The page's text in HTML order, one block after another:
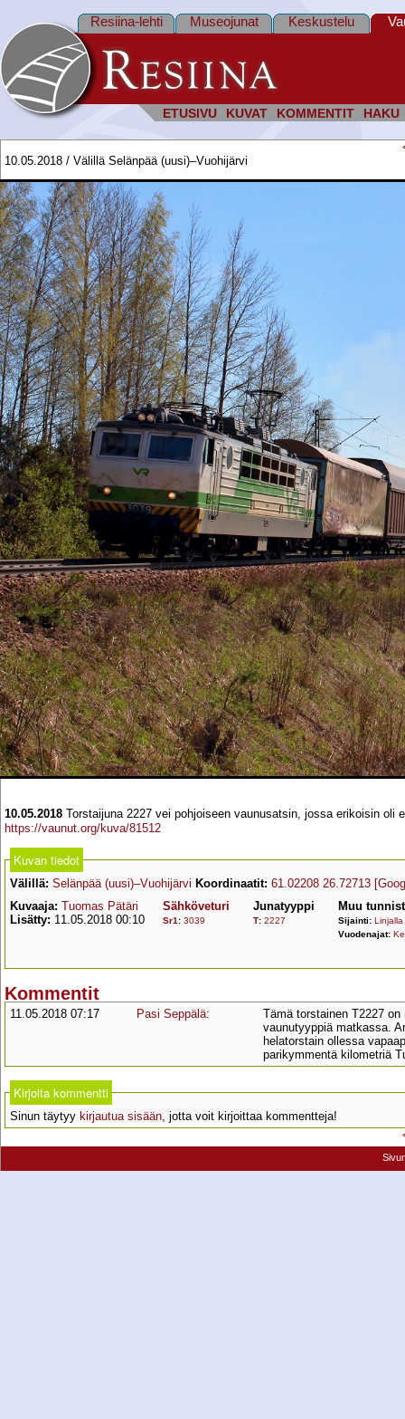
ETUSIVU KUVAT KOMMENTIT HAKU
Resiina-lehti Museojunat Keskustelu
10.05.2018 / Välillä Selänpää (uusi)–Vuohijärvi
10.05.2018 Torstaijuna 2227 vei pohjoiseen vaunusatsin, jossa erikoisin
https://vaunut.org/kuva/81512
Kuvan tiedot
Välillä: Selänpää (uusi)–Vuohijärvi Koordinaatit: 61.02208 26.72713
Kuvaaja: Tuomas Pätäri
Lisätty: 11.05.2018 00:10
Sähköveturi
Sr1 : 3039
Junatyyppi
T: 2227
Muu
Sijainti: Linjalla
Vuodenajat:
Kommentit
11.05.2018 07:17 Pasi Seppälä:
Tämä torstainen T2227
vaunutyyppiä matkassa.
helatorstain ollessa
parikymmentä kilometriä
Kirjoita kommentti
Sinun täytyy kirjautua sisään, jotta voit kirjoittaa kommentteja!